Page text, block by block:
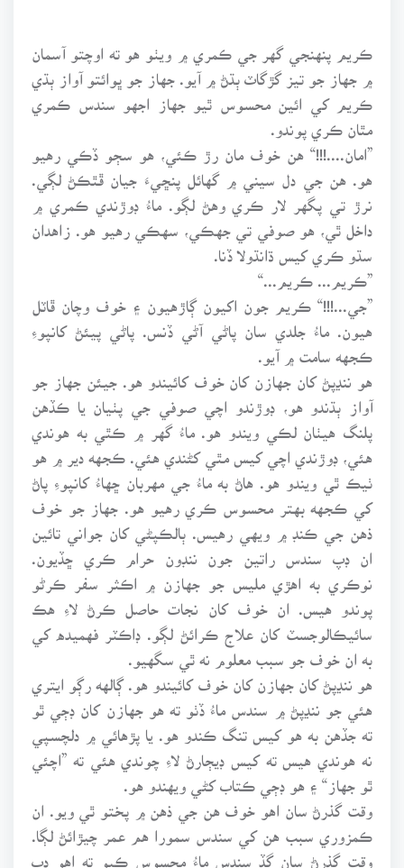
ڪريم پنهنجي گهر جي ڪمري ۾ ويٺو هو ته اوچتو آسمان
۾ جهاز جو تيز گڙگاٽ ٻڌڻ ۾ آيو. جهاز جو ڀوائتو آواز ٻڌي
ڪريم کي ائين محسوس ٿيو جهاز اجهو سندس ڪمري
مٿان ڪري پوندو.
”امان....!!!“ هن خوف مان رڙ ڪئي، هو سڄو ڏڪي رهيو
هو. هن جي دل سيني ۾ گهائل پنڇيءَ جيان ڦٿڪڻ لڳي.
نرڙ تي پگهر لار ڪري وهڻ لڳو. ماءُ ڊوڙندي ڪمري ۾
داخل ٿي، هو صوفي تي جهڪي، سهڪي رهيو هو. زاهدان
سڌو ڪري کيس ڌانڌولا ڏنا.
”ڪريم... ڪريم...“
”جي...!!!“ ڪريم جون اکيون ڳاڙهيون ۽ خوف وچان ڦاٽل
هيون. ماءُ جلدي سان پاڻي آڻي ڏنس. پاڻي پيئڻ کانپوءِ
ڪجهه سامت ۾ آيو.
هو ننڍپڻ کان جهازن کان خوف کائيندو هو. جيئن جهاز جو
آواز ٻڌندو هو، ڊوڙندو اچي صوفي جي پٺيان يا ڪڏهن
پلنگ هيٺان لڪي ويندو هو. ماءُ گهر ۾ ڪٿي به هوندي
هئي، ڊوڙندي اچي کيس مٿي کڻندي هئي. ڪجهه دير ۾ هو
ٺيڪ ٿي ويندو هو. هاڻ به ماءُ جي مهربان ڇهاءُ کانپوءِ پاڻ
کي ڪجهه بهتر محسوس ڪري رهيو هو. جهاز جو خوف
ذهن جي ڪنڊ ۾ ويهي رهيس. ٻالڪپڻي کان جواني تائين
ان ڊپ سندس راتين جون ننڊون حرام ڪري ڇڏيون.
نوڪري به اهڙي مليس جو جهازن ۾ اڪثر سفر ڪرڻو
پوندو هيس. ان خوف کان نجات حاصل ڪرڻ لاءِ هڪ
سائيڪالوجسٽ کان علاج ڪرائڻ لڳو. ڊاڪٽر فهميده کي
به ان خوف جو سبب معلوم نه ٿي سگهيو.
هو ننڍپڻ کان جهازن کان خوف کائيندو هو. ڳالهه رڳو ايتري
هئي جو ننڍپڻ ۾ سندس ماءُ ڏٺو ته هو جهازن کان ڊڄي ٿو
ته جڏهن به هو کيس تنگ ڪندو هو. يا پڙهائي ۾ دلچسپي
نه هوندي هيس ته کيس ڊيڄارڻ لاءِ چوندي هئي ته ”اچئي
ٿو جهاز“ ۽ هو ڊڄي ڪتاب کڻي ويهندو هو.
وقت گذرڻ سان اهو خوف هن جي ذهن ۾ پختو ٿي ويو. ان
ڪمزوري سبب هن کي سندس سمورا هم عمر چيڙائڻ لڳا.
وقت گذرڻ سان گڏ سندس ماءُ محسوس ڪيو ته اهو ڊپ